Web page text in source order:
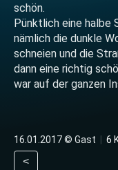
schön.
Pünktlich eine halbe
nämlich die dunkle
schneien und die
dann eine richtig
war auf der ganzen
16.01.2017 © Gast 6
<